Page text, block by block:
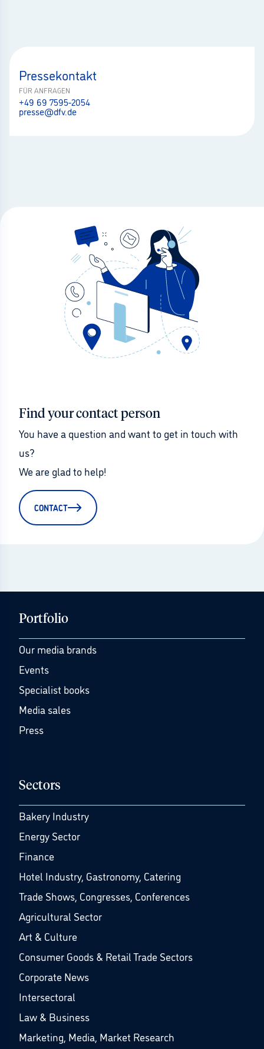
Pressekontakt
FÜR ANFRAGEN
+49 69 7595-2054
presse@dfv.de
Find your contact person
You have a question and want to get in touch with
us?
We are glad to help!
CONTACT
Portfolio
Our media brands
Events
Specialist books
Media sales
Press
Sectors
Bakery Industry
Energy Sector
Finance
Hotel Industry, Gastronomy, Catering
Trade Shows, Congresses, Conferences
Agricultural Sector
Art & Culture
Consumer Goods & Retail Trade Sectors
Corporate News
Intersectoral
Law & Business
Marketing, Media, Market Research